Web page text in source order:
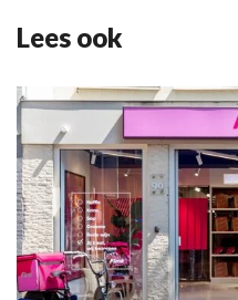
Lees ook